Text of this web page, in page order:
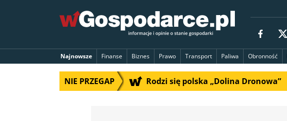
Najnowsze Finanse Biznes Prawo Transport Paliwa Obronność
NIE PRZEGAP Rodzi się polska „Dolina Dronowa”